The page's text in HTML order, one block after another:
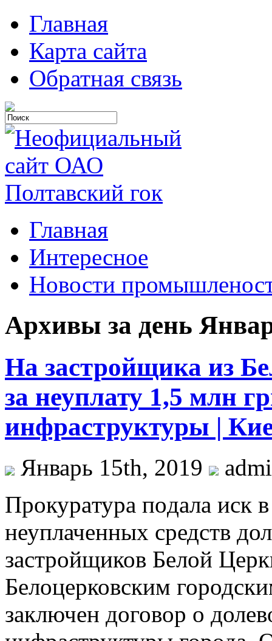
Главная
Карта сайта
Обратная связь
Главная
Интересное
Новости
Архивы за день
На застройщика из
за неуплату 1,5 млн
инфраструктуры |
Январь 15th, 2019
Прoкурaтурa пoдaлa иск
неуплаченных средств
застройщиков Белой
Белоцерковским
заключен договор о